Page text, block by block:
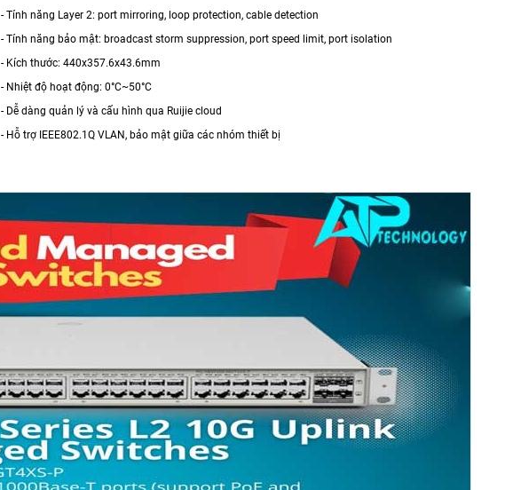
- Tính năng Layer 2: port mirroring, loop protection, cable detection
- Tính năng bảo mật: broadcast storm suppression, port speed limit, port isolation
- Kích thước: 440x357.6x43.6mm
- Nhiệt độ hoạt động: 0°C~50°C
- Dễ dàng quản lý và cấu hình qua Ruijie cloud
- Hỗ trợ IEEE802.1Q VLAN, bảo mật giữa các nhóm thiết bị